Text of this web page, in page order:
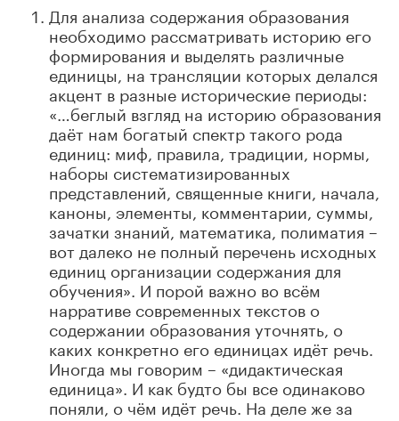
Для анализа содержания образования
необходимо рассматривать историю его
формирования и выделять различные
единицы, на трансляции которых делался
акцент в разные исторические периоды:
«…беглый взгляд на историю образования
даёт нам богатый спектр такого рода
единиц: миф, правила, традиции, нормы,
наборы систематизированных
представлений, священные книги, начала,
каноны, элементы, комментарии, суммы,
зачатки знаний, математика, полиматия –
вот далеко не полный перечень исходных
единиц организации содержания для
обучения». И порой важно во всём
нарративе современных текстов о
содержании образования уточнять, о
каких конкретно его единицах идёт речь.
Иногда мы говорим – «дидактическая
единица». И как будто бы все одинаково
поняли, о чём идёт речь. На деле же за